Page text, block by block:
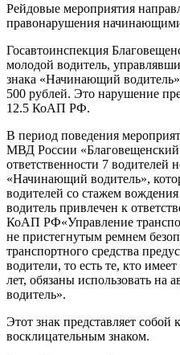
Рейдовые мероприятия
правонарушения
Госавтоинспекция
молодой водитель,
знака «Начинающий
500 рублей. Это нарушение
12.5 КоАП РФ.
В период поведения
МВД России
ответственности 7 водителей
«Начинающий водитель»,
водителей со стажем
водитель привлечен к
КоАП РФ«Управление
не пристегнутым ремнем
транспортного средства
водители, то есть те, кто
лет, обязаны использовать
водитель».
Этот знак представляет собой
восклицательным знаком.